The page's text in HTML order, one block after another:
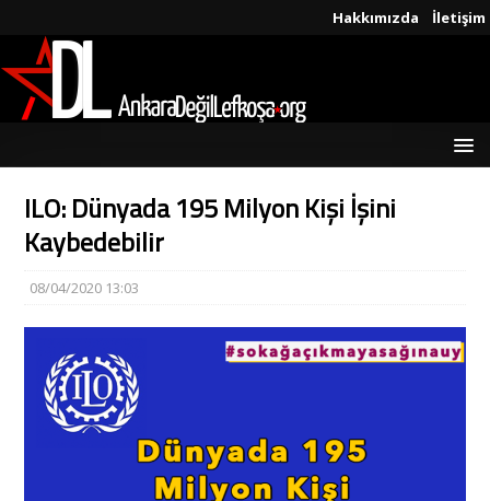
Hakkımızda İletişim
ILO: Dünyada 195 Milyon Kişi İşini
Kaybedebilir
08/04/2020 13:03